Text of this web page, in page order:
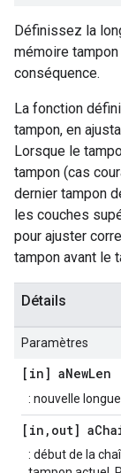
Définissez la
mémoire
conséquence.
La fonction
tampon, en
Lorsque le
tampon (cas
dernier tampon
les couches
pour ajuster
tampon avant le
Détails
Paramètres
[in] aNewLen
: nouvelle
[in , out] a
: début de la